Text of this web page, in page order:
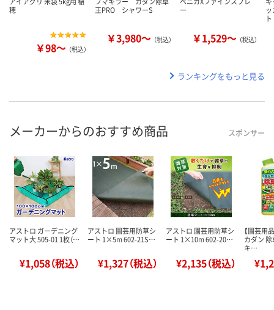
穂
￥98～ （税込）
王PRO シャワーS
￥3,980～ （税込）
ー
￥1,529～ （税込）
ッ
ト
ランキングをもっと見る
メーカーからのおすすめ商品 スポンサー
アストロ ガーデニング
マット大 505-01 1枚（…
¥1,058（税込）
アストロ 園芸用防草シ
ート 1×5m 602-21S…
¥1,327（税込）
アストロ 園芸用防草シ
ート 1×10m 602-20…
¥2,135（税込）
【園芸用
カダン
キ…